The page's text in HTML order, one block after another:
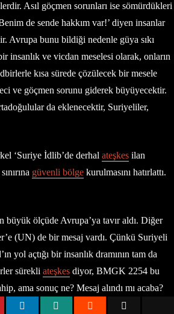
Asıl göçmen sorunları ise sömürdükleri
de sende hakkım var!’ diyen insanlar
Avrupa bunu bildiği nedenle güya sıkı
insanlık ve vicdan meselesi olarak, onların
kısa sürede çözülecek bir mesele
ve göçmen sorunu giderek büyüyecektir.
da eklenecektir, Suriyeliler,
‘Suriye İdlib’de derhal ateşkes ilan
güvenli bölge kurulmasını hatırlattı.
büyük ölçüde Avrupa’ya tavır aldı. Diğer
(UN) de bir mesaj vardı. Çünkü Suriyeli
yol açtığı bir insanlık dramının tam da
sürekli ateşkes diyor, BMGK 2254 bu
ama sonuç ne? Mesaj alındı mı acaba?